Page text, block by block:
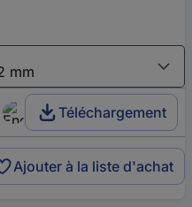
Téléchargement
Ajouter à la liste d'achat